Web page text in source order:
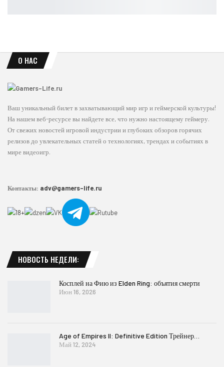
О НАС
Ваш уникальный билет в захватывающий мир игр и геймерской культуры!
На нашем веб-ресурсе вы найдете все, что нужно настоящему геймеру.
От свежих новостей игровой индустрии и глубоких обзоров горячих
релизов до увлекательных статей о технологиях, трендах и событиях в
мире видеоигр.
Контакты: adv@gamers-life.ru
НОВОСТЬ НЕДЕЛИ:
Косплей на Фию из Elden Ring: объятия смерти
Июн 16, 2026
Age of Empires II: Definitive Edition Трейнер…
Май 12, 2024